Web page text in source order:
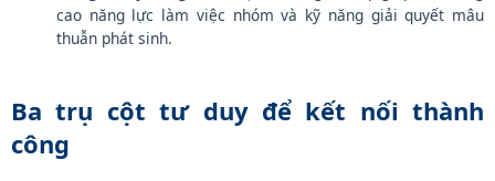
cao năng lực làm việc nhóm và kỹ năng giải quyết mâu
thuẫn phát sinh.
Ba trụ cột tư duy để kết nối thành
công